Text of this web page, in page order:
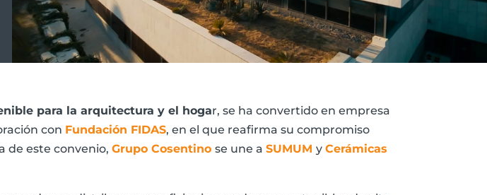
para la arquitectura y el hogar, se ha convertido en empresa
con Fundación FIDAS, en el que reafirma su compromiso
de este convenio,Grupo Cosentinose une aSUMUMyCerámicas